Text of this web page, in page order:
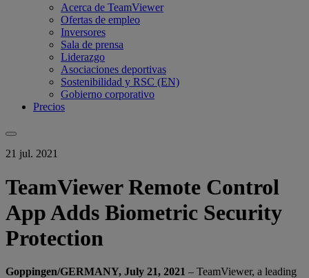
Acerca de TeamViewer
Ofertas de empleo
Inversores
Sala de prensa
Liderazgo
Asociaciones deportivas
Sostenibilidad y RSC (EN)
Gobierno corporativo
Precios
21 jul. 2021
TeamViewer Remote Control
App Adds Biometric Security
Protection
Goppingen/GERMANY, July 21, 2021 – TeamViewer, a leading